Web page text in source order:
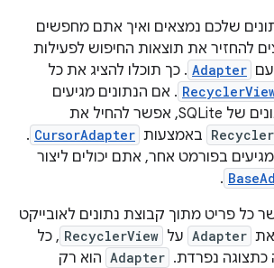
שלכם נמצאים ואיך אתם מחפשים
להחזיר את תוצאות החיפוש לפעילות
Adapter . כך תוכלו להציג את כל
. אם הנתונים מגיעים
משאילתת מסד נתונים של SQLite, אפשר להחיל את
באמצעות CursorAdapter
.
בפורמט אחר, אתם יכולים ליצור
.
כל פריט מתוך קבוצת נתונים לאובייקט
Adapter על RecyclerView , כל
כתצוגה נפרדת.
Adapter הוא רק